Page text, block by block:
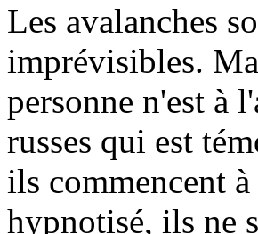
Les avalanches
imprévisibles.
personne n'est à
russes qui est
ils commencent
hypnotisé, ils ne